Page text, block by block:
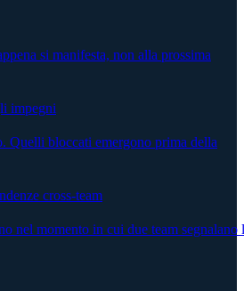
si manifesta, non alla prossima
impegni
Quelli bloccati emergono prima della
cross-team
nel momento in cui due team segnalano